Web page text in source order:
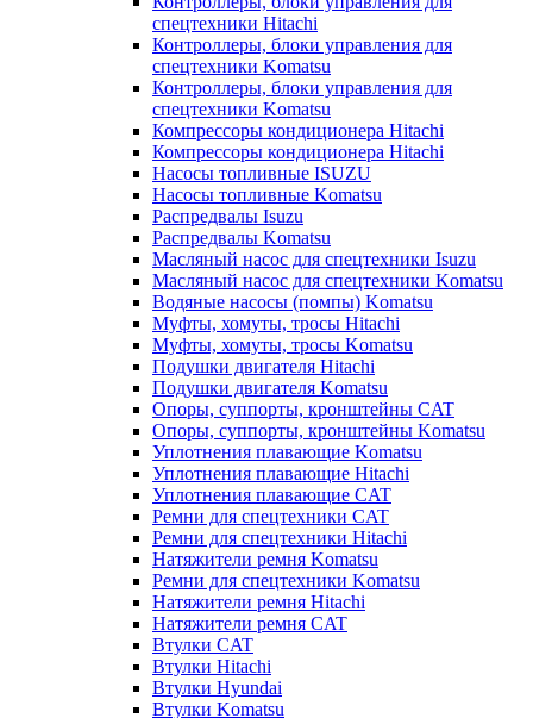
спецтехники Hitachi
Контроллеры, блоки управления для
спецтехники Komatsu
Контроллеры, блоки управления для
спецтехники Komatsu
Компрессоры кондиционера Hitachi
Компрессоры кондиционера Hitachi
Насосы топливные ISUZU
Насосы топливные Komatsu
Распредвалы Isuzu
Распредвалы Komatsu
Масляный насос для спецтехники Isuzu
Масляный насос для спецтехники Komatsu
Водяные насосы (помпы) Komatsu
Муфты, хомуты, тросы Hitachi
Муфты, хомуты, тросы Komatsu
Подушки двигателя Hitachi
Подушки двигателя Komatsu
Опоры, суппорты, кронштейны CAT
Опоры, суппорты, кронштейны Komatsu
Уплотнения плавающие Komatsu
Уплотнения плавающие Hitachi
Уплотнения плавающие CAT
Ремни для спецтехники CAT
Ремни для спецтехники Hitachi
Натяжители ремня Komatsu
Ремни для спецтехники Komatsu
Натяжители ремня Hitachi
Натяжители ремня CAT
Втулки CAT
Втулки Hitachi
Втулки Hyundai
Втулки Komatsu